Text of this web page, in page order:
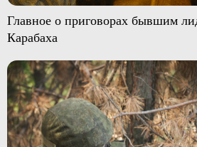
Главное о приговорах бывшим
Карабаха